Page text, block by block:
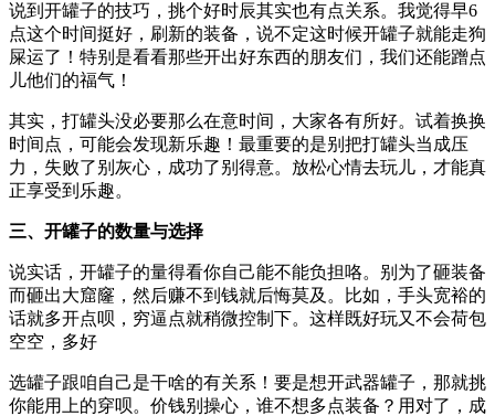
说到开罐子的技巧，挑个好时辰其实也有点关系。我觉得早6
点这个时间挺好，刷新的装备，说不定这时候开罐子就能走狗
屎运了！特别是看看那些开出好东西的朋友们，我们还能蹭点
儿他们的福气！
其实，打罐头没必要那么在意时间，大家各有所好。试着换换
时间点，可能会发现新乐趣！最重要的是别把打罐头当成压
力，失败了别灰心，成功了别得意。放松心情去玩儿，才能真
正享受到乐趣。
三、开罐子的数量与选择
说实话，开罐子的量得看你自己能不能负担咯。别为了砸装备
而砸出大窟窿，然后赚不到钱就后悔莫及。比如，手头宽裕的
话就多开点呗，穷逼点就稍微控制下。这样既好玩又不会荷包
空空，多好
选罐子跟咱自己是干啥的有关系！要是想开武器罐子，那就挑
你能用上的穿呗。价钱别操心，谁不想多点装备？用对了，成